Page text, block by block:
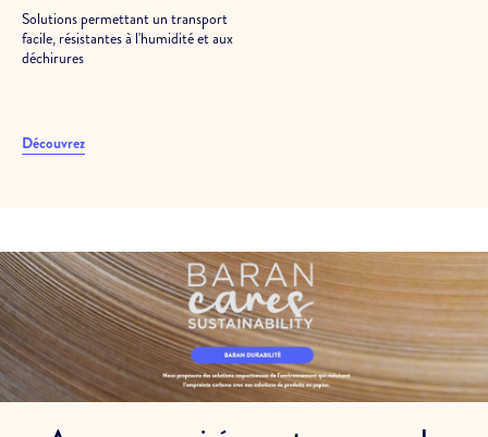
Solutions permettant un transport
facile, résistantes à l'humidité et aux
déchirures
Découvrez